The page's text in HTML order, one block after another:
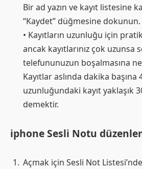
Bir ad yazın ve kayıt listesine
“Kaydet” düğmesine dokunun.
• Kayıtların uzunluğu için
ancak kayıtlarınız çok
telefununuzun boşalmasına
Kayıtlar aslında dakika
uzunluğundaki kayıt yaklaşık
demektir.
iphone Sesli Notu
Açmak için Sesli Not